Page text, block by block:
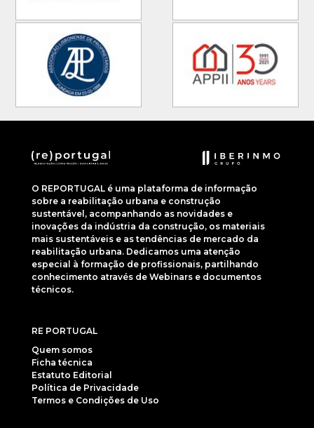
O REPORTUGAL é uma plataforma de informação
sobre a reabilitação urbana e construção
sustentável, acompanhando as novidades e
inovações da indústria da construção, os materiais
mais sustentáveis e as tendências de mercado da
reabilitação urbana. Dedicamos uma atenção
especial à formação de profissionais, partilhando
conhecimento através de Webinars e documentos
técnicos.
RE PORTUGAL
Quem somos
Ficha técnica
Estatuto Editorial
Política de Privacidade
Termos e Condições de Uso